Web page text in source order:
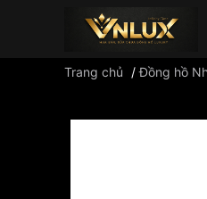
Trang chủ /Đồng hồ